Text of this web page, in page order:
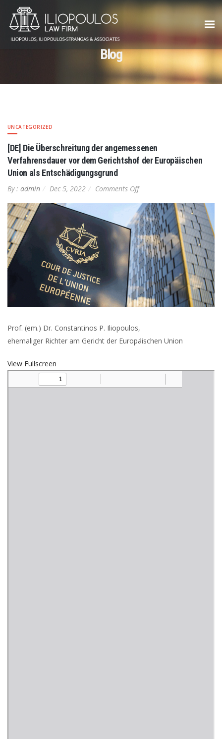
Blog
UNCATEGORIZED
[DE] Die Überschreitung der angemessenen
Verfahrensdauer vor dem Gerichtshof der Europäischen
Union als Entschädigungsgrund
By : admin Dec 5, 2022 Comments Offon
Die
Überschreitung
der
angemessenen
Verfahrensdauer
vor
dem
Gerichtshof
der
Europäischen
Union
Prof. (em.) Dr. Constantinos P. Iliopoulos,
ehemaliger Richter am Gericht der Europäischen Union
View Fullscreen